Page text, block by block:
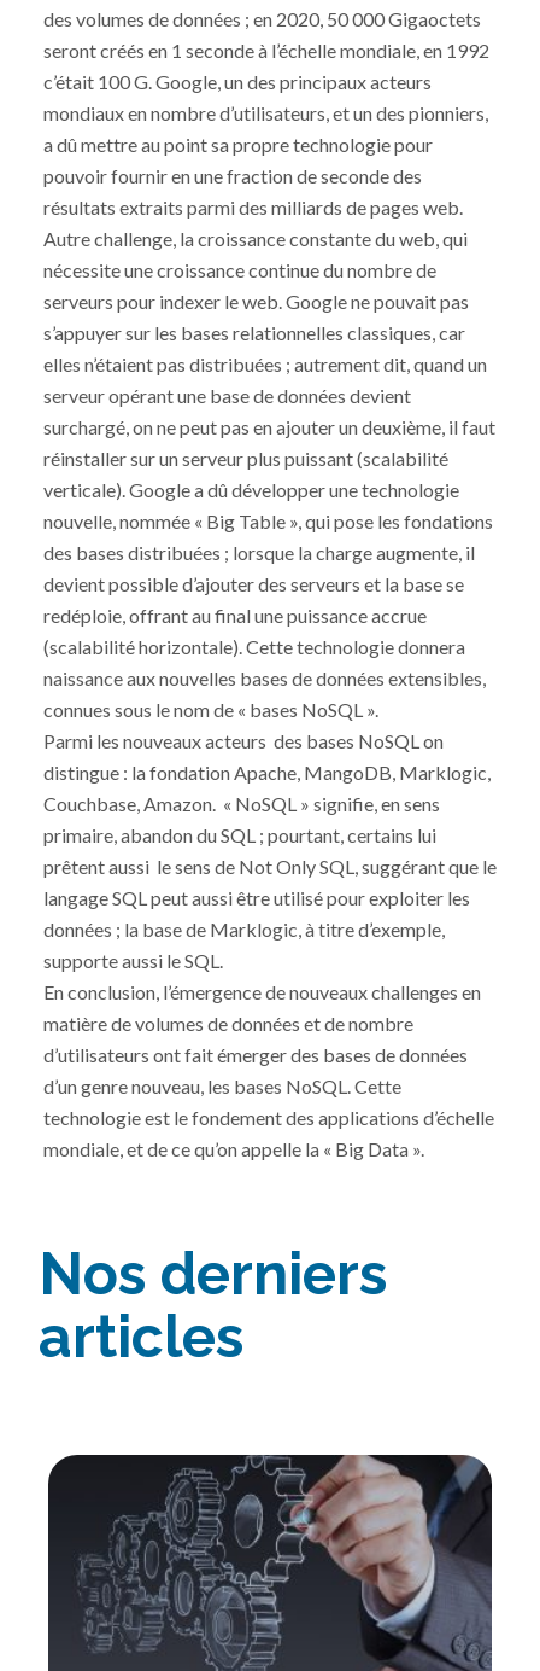
des volumes de données ; en 2020, 50 000 Gigaoctets
seront créés en 1 seconde à l’échelle mondiale, en 1992
c’était 100 G. Google, un des principaux acteurs
mondiaux en nombre d’utilisateurs, et un des pionniers,
a dû mettre au point sa propre technologie pour
pouvoir fournir en une fraction de seconde des
résultats extraits parmi des milliards de pages web.
Autre challenge, la croissance constante du web, qui
nécessite une croissance continue du nombre de
serveurs pour indexer le web. Google ne pouvait pas
s’appuyer sur les bases relationnelles classiques, car
elles n’étaient pas distribuées ; autrement dit, quand un
serveur opérant une base de données devient
surchargé, on ne peut pas en ajouter un deuxième, il faut
réinstaller sur un serveur plus puissant (scalabilité
verticale). Google a dû développer une technologie
nouvelle, nommée « Big Table », qui pose les fondations
des bases distribuées ; lorsque la charge augmente, il
devient possible d’ajouter des serveurs et la base se
redéploie, offrant au final une puissance accrue
(scalabilité horizontale). Cette technologie donnera
naissance aux nouvelles bases de données extensibles,
connues sous le nom de « bases NoSQL ».
Parmi les nouveaux acteurs des bases NoSQL on
distingue : la fondation Apache, MangoDB, Marklogic,
Couchbase, Amazon. « NoSQL » signifie, en sens
primaire, abandon du SQL ; pourtant, certains lui
prêtent aussi le sens de Not Only SQL, suggérant que le
langage SQL peut aussi être utilisé pour exploiter les
données ; la base de Marklogic, à titre d’exemple,
supporte aussi le SQL.
En conclusion, l’émergence de nouveaux challenges en
matière de volumes de données et de nombre
d’utilisateurs ont fait émerger des bases de données
d’un genre nouveau, les bases NoSQL. Cette
technologie est le fondement des applications d’échelle
mondiale, et de ce qu’on appelle la « Big Data ».
Nos derniers
articles